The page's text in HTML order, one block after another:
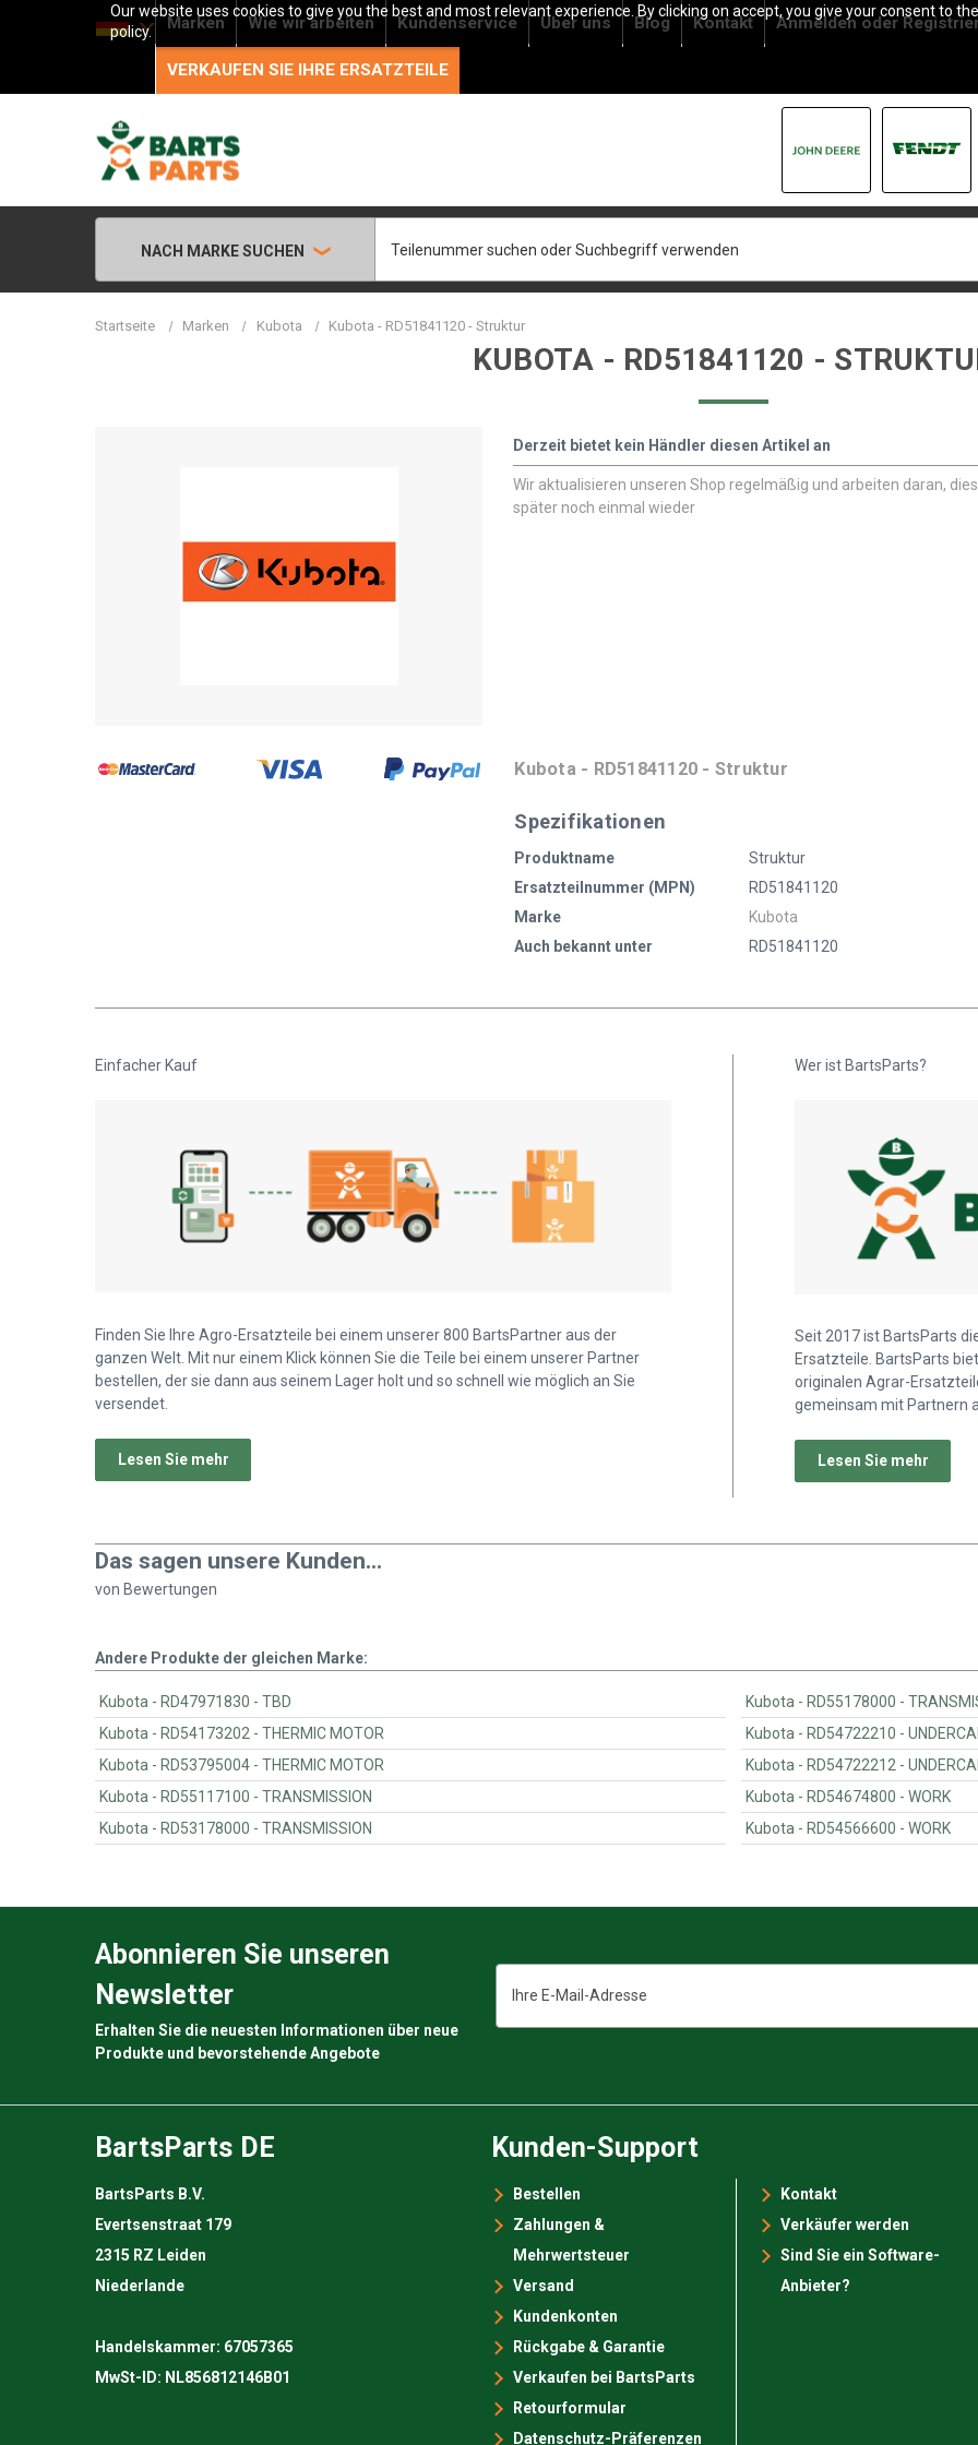
Our website uses cookies to give you the best and most relevant experience. By clicking on accept, you give your consent to
policy.
Marken Wie wir arbeiten Kundenservice Über uns Blog Kontakt Anmeldenoder
VERKAUFEN SIE IHRE ERSATZTEILE
NACH MARKE SUCHEN
Startseite Marken Kubota Kubota - RD51841120 - Struktur
KUBOTA - RD51841120 -
Derzeit bietet kein Händler diesen Artikel an
Wir aktualisieren unseren Shop regelmäßig und arbeiten daran,
später noch einmal wieder
Kubota - RD51841120 - Struktur
Spezifikationen
Produktname
Struktur
Ersatzteilnummer (MPN)
RD51841120
Marke
Kubota
Auch bekannt unter
RD51841120
Einfacher Kauf
Finden Sie Ihre Agro-Ersatzteile bei einem unserer 800 BartsPartner aus der
ganzen Welt. Mit nur einem Klick können Sie die Teile bei einem unserer Partner
bestellen, der sie dann aus seinem Lager holt und so schnell wie möglich an Sie
versendet.
Lesen Sie mehr
Wer ist BartsParts?
Seit 2017 ist BartsParts
Ersatzteile. BartsParts
originalen Agrar-
gemeinsam mit Partnern
Lesen Sie mehr
Das sagen unsere Kunden...
von Bewertungen
Andere Produkte der gleichen Marke:
Kubota - RD47971830 - TBD
Kubota - RD54173202 - THERMIC MOTOR
Kubota - RD53795004 - THERMIC MOTOR
Kubota - RD55117100 - TRANSMISSION
Kubota - RD53178000 - TRANSMISSION
Kubota - RD55178000 -
Kubota - RD54722210 -
Kubota - RD54722212 -
Kubota - RD54674800 - WORK
Kubota - RD54566600 - WORK
Abonnieren Sie unseren
Newsletter
Erhalten Sie die neuesten Informationen über neue
Produkte und bevorstehende Angebote
Mail-
Kunden-Support
Bestellen
Zahlungen &
Mehrwertsteuer
Versand
Kundenkonten
Rückgabe & Garantie
Verkaufen bei BartsParts
Retourformular
Datenschutz-Präferenzen
Kontakt
Verkäufer werden
Sind Sie ein Software-
Anbieter?
BartsParts DE
BartsParts B.V.
Evertsenstraat 179
2315 RZ Leiden
Niederlande
Handelskammer: 67057365
MwSt-ID: NL856812146B01